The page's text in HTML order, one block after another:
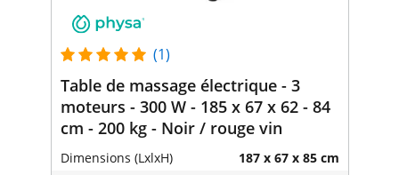
(1)
Table de massage électrique - 3
moteurs - 300 W - 185 x 67 x 62 - 84
cm - 200 kg - Noir / rouge vin
Dimensions (LxlxH) 187 x 67 x 85 cm